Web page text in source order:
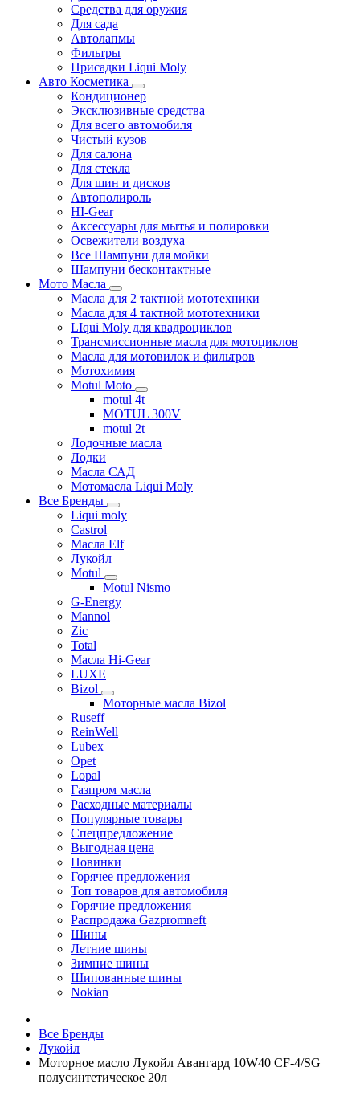
Средства для оружия
Для сада
Автолапмы
Фильтры
Присадки Liqui Moly
Авто Косметика
Кондиционер
Эксклюзивные средства
Для всего автомобиля
Чистый кузов
Для салона
Для стекла
Для шин и дисков
Автополироль
HI-Gear
Аксессуары для мытья и полировки
Освежители воздуха
Все Шампуни для мойки
Шампуни бесконтактные
Мото Масла
Масла для 2 тактной мототехники
Масла для 4 тактной мототехники
LIqui Moly для квадроциклов
Трансмиссионные масла для мотоциклов
Масла для мотовилок и фильтров
Мотохимия
Motul Moto
motul 4t
MOTUL 300V
motul 2t
Лодочные масла
Лодки
Масла САД
Мотомасла Liqui Moly
Все Бренды
Liqui moly
Castrol
Масла Elf
Лукойл
Motul
Motul Nismo
G-Energy
Mannol
Zic
Total
Масла Hi-Gear
LUXE
Bizol
Моторные масла Bizol
Ruseff
ReinWell
Lubex
Opet
Lopal
Газпром масла
Расходные материалы
Популярные товары
Спецпредложение
Выгодная цена
Новинки
Горячее предложения
Топ товаров для автомобиля
Горячие предложения
Распродажа Gazpromneft
Шины
Летние шины
Зимние шины
Шипованные шины
Nokian
Все Бренды
Лукойл
Моторное масло Лукойл Авангард 10W40 CF-4/SG
полусинтетическое 20л